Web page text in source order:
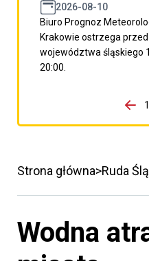
2026-08-10
Biuro Prognoz
Krakowie ostrzega
województwa śląskiego
20:00.
porzpedniego komunikatu
Strona główna Ruda
Wodna